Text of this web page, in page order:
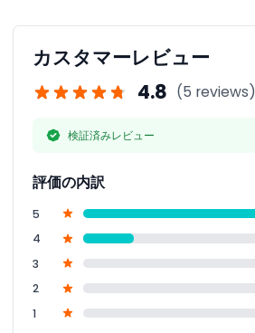
カスタマーレビュー
4.8 (5 reviews)
検証済みレビュー
評価の内訳
5
4
3
2
1